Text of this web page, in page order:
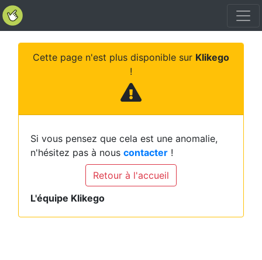
Cette page n'est plus disponible sur Klikego
!
Si vous pensez que cela est une anomalie,
n'hésitez pas à nous contacter !
Retour à l'accueil
L'équipe Klikego